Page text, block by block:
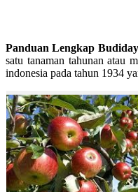
Panduan Lengkap
satu tanaman tahunan atau
indonesia pada tahun 1934